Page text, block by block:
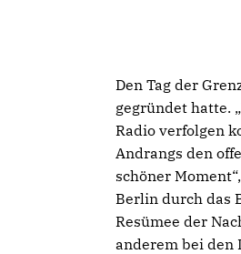
Den Tag der
gegründet hatte.
Radio verfolgen
Andrangs den
schöner
Berlin durch das
Resümee der
anderem bei den